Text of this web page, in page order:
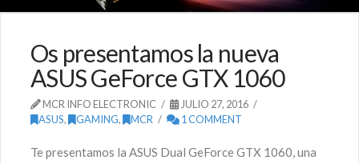
Os presentamos la nueva
ASUS GeForce GTX 1060
MCR INFO ELECTRONIC
JULIO 27, 2016
ASUS, GAMING, MCR 1 COMMENT
Te presentamos la ASUS Dual GeForce GTX 1060, una